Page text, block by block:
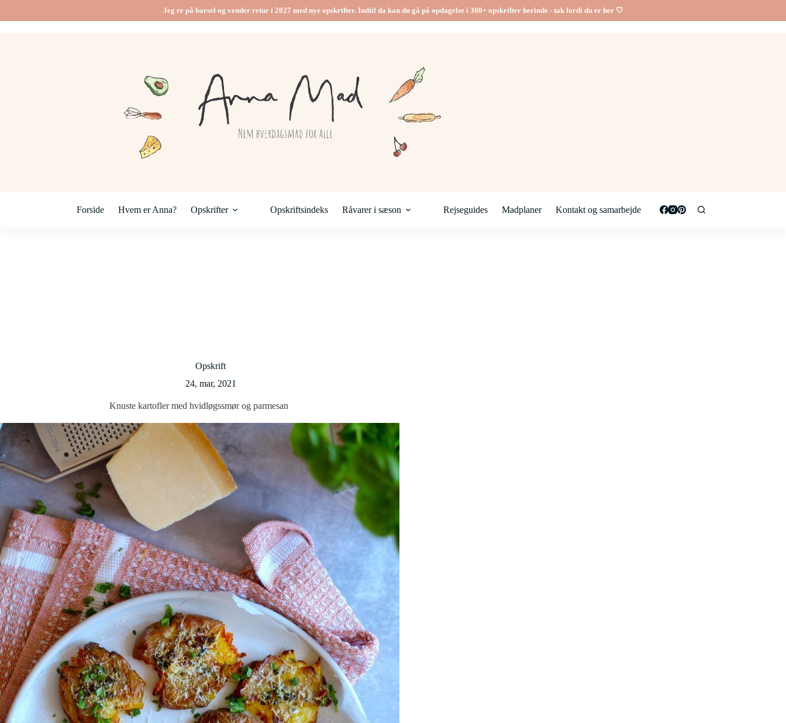
Jeg er på barsel og vender retur i 2027 med nye opskrifter. Indtil da kan du gå på opdagelse i 300+ opskrifter herinde - tak fordi du er her 🤍
Forside Hvem er Anna? Opskrifter Opskriftsindeks Råvarer i sæson Rejseguides Madplaner Kontakt og samarbejde
Opskrift
24, mar, 2021
Knuste kartofler med hvidløgssmør og parmesan